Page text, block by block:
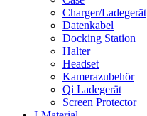
Charger/Ladegerät
Datenkabel
Docking Station
Halter
Headset
Kamerazubehör
Qi Ladegerät
Screen Protector